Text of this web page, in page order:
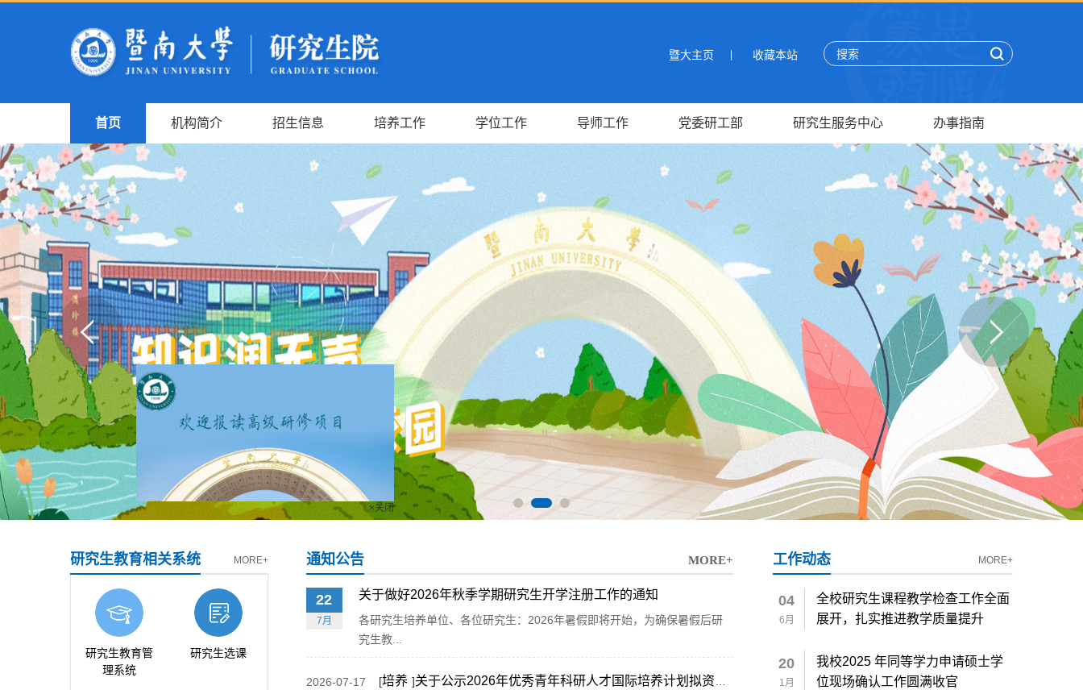
暨大主页 收藏本站
首页 机构简介 招生信息 培养工作 学位工作 导师工作 党委研工部 研究生服务中心 办事指南
研究生教育相关系统 MORE+
研究生教育管
理系统
研究生选课
通知公告 MORE+
22
7月
关于做好2026年秋季学期研究生开学注册工作的通知
各研究生培养单位、各位研究生：2026年暑假即将开始，为确保暑假后研
究生教...
2026-07-17 [培养 ]关于公示2026年优秀青年科研人才国际培养计划拟资助名单的通知
工作动态 MORE+
04
6月
全校研究生课程教学检查工作全面
展开，扎实推进教学质量提升
20
1月
我校2025 年同等学力申请硕士学
位现场确认工作圆满收官
×关闭